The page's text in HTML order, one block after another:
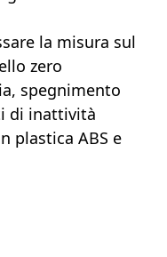
la misura sul
zero
spegnimento
di inattività
plastica ABS e